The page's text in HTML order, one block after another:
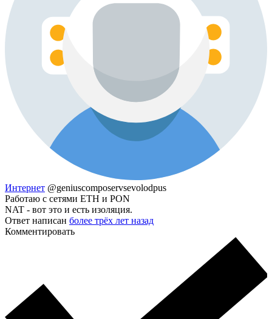
Интернет @geniuscomposervsevolodpus
Работаю с сетями ETH и PON
NAT - вот это и есть изоляция.
Ответ написан более трёх лет назад
Комментировать